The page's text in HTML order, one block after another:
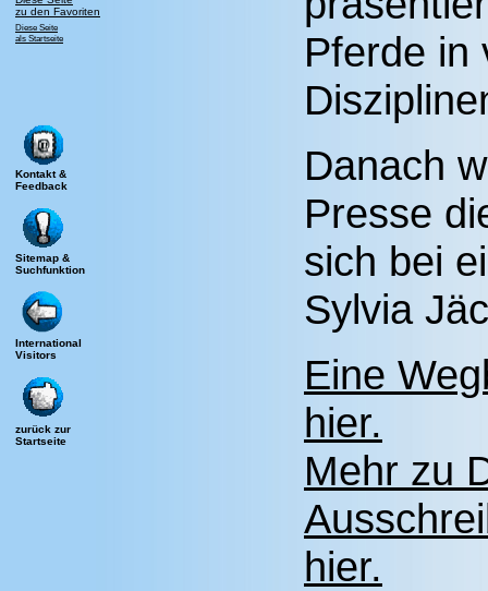
zu den Favoriten
Diese Seite
als Startseite
Kontakt &
Feedback
Sitemap &
Suchfunktion
International
Visitors
zurück zur
Startseite
Pferde in
Danach
Presse
sich bei
Sylvia
Eine
hier.
Mehr zu
hier.